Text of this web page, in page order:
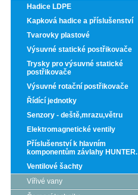
Hadice LDPE
Kapková hadice a příslušenství
Tvarovky plastové
Výsuvné statické postřikovače
Trysky pro výsuvné statické
postřikovače
Výsuvné rotační postřikovače
Řídící jednotky
Senzory - deště,mrazu,větru
Elektromagnetické ventily
Příslušenství k hlavním
komponentům závlahy HUNTER.
Ventilové šachty
Vířivé vany